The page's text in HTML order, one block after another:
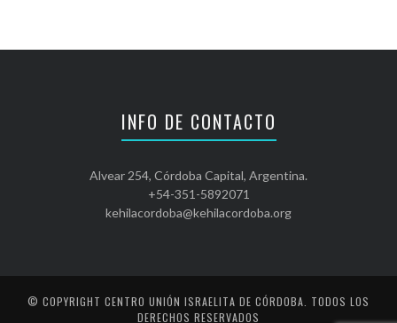
INFO DE CONTACTO
Alvear 254, Córdoba Capital, Argentina.
+54-351-5892071
kehilacordoba@kehilacordoba.org
© COPYRIGHT CENTRO UNIÓN ISRAELITA DE CÓRDOBA . TODOS LOS
DERECHOS RESERVADOS